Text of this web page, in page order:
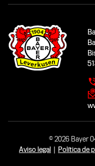
© 2026 Bayer
Aviso legal
Política de